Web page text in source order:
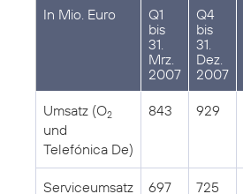
In Mio. Euro
Q1
bis
31.
Mrz.
2007
Q4
bis
31.
Dez.
2007
Umsatz (O2
und
Telefónica De)
843 929
Serviceumsatz
697 725